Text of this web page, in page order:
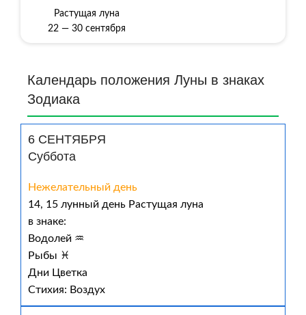
Растущая луна
22 — 30 сентября
Календарь пoлoжeния Луны в знaкax
Зoдиaкa
6 СЕНТЯБРЯ
Суббота
Нежелательный день
14, 15 лунный день Растущая луна
в знаке:
Водолей ♒
Рыбы ♓
Дни Цветка
Стихия: Воздух